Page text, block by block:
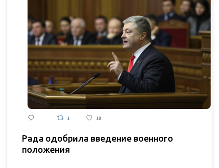
Рада одобрила введение военного
положения